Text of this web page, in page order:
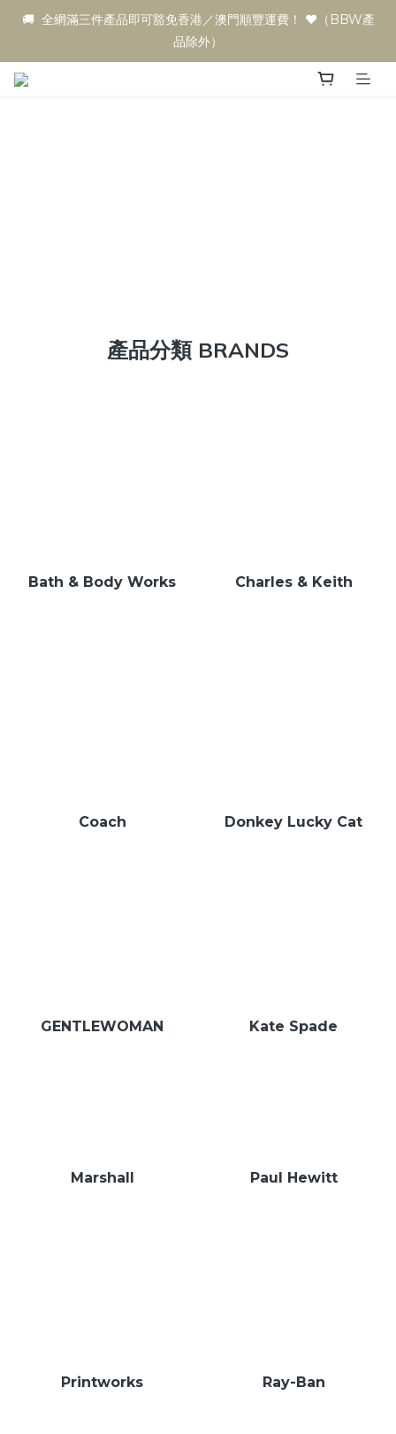
🚚  全網滿三件產品即可豁免香港／澳門順豐運費！ ♥️（BBW產
品除外）
產品分類 BRANDS
Bath & Body Works Charles & Keith
Coach Donkey Lucky Cat
GENTLEWOMAN Kate Spade
Marshall Paul Hewitt
Printworks Ray-Ban